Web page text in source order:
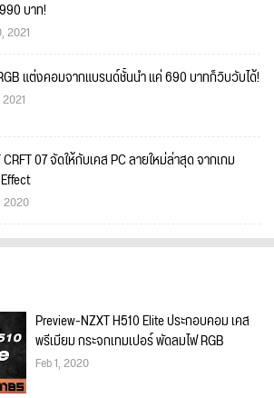
บาท!
2021
แต่งคอมจากแบรนด์ชั้นนำ แค่ 690 บาทก็วิบวับได้!
07 จัดให้กับเคส PC ลายใหม่ล่าสุด จากเกม
2020
Preview-NZXT H510 Elite ประกอบคอม เคส
พรีเมียม กระจกเทมเปอร์ พัดลมไฟ RGB
Feb 1, 2020